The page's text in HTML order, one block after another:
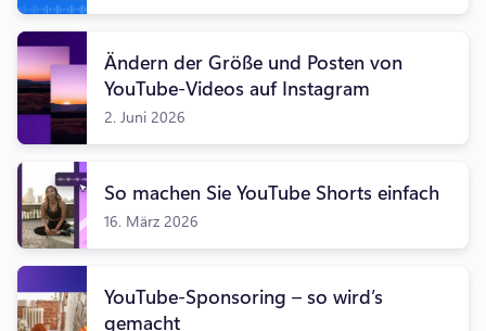
Anmelden
Kostenlos testen
Ändern der Größe und Posten von
YouTube-Videos auf Instagram
2. Juni 2026
So machen Sie YouTube Shorts einfach
16. März 2026
YouTube-Sponsoring – so wird’s
gemacht